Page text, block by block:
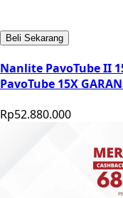
Beli Sekarang
Nanlite PavoTube II
PavoTube 15X
Rp52.880.000